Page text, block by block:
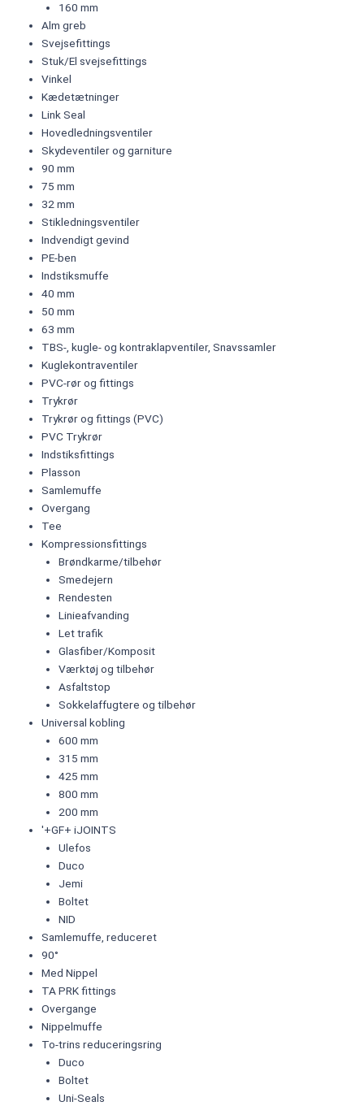
160 mm
Alm greb
Svejsefittings
Stuk/El svejsefittings
Vinkel
Kædetætninger
Link Seal
Hovedledningsventiler
Skydeventiler og garniture
90 mm
75 mm
32 mm
Stikledningsventiler
Indvendigt gevind
PE-ben
Indstiksmuffe
40 mm
50 mm
63 mm
TBS-, kugle- og kontraklapventiler, Snavssamler
Kuglekontraventiler
PVC-rør og fittings
Trykrør
Trykrør og fittings (PVC)
PVC Trykrør
Indstiksfittings
Plasson
Samlemuffe
Overgang
Tee
Kompressionsfittings
Brøndkarme/tilbehør
Smedejern
Rendesten
Linieafvanding
Let trafik
Glasfiber/Komposit
Værktøj og tilbehør
Asfaltstop
Sokkelaffugtere og tilbehør
Universal kobling
600 mm
315 mm
425 mm
800 mm
200 mm
'+GF+ iJOINTS
Ulefos
Duco
Jemi
Boltet
NID
Samlemuffe, reduceret
90°
Med Nippel
TA PRK fittings
Overgange
Nippelmuffe
To-trins reduceringsring
Duco
Boltet
Uni-Seals